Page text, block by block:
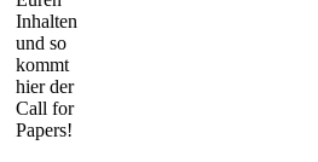
Inhalten
und so
kommt
hier der
Call for
Papers!